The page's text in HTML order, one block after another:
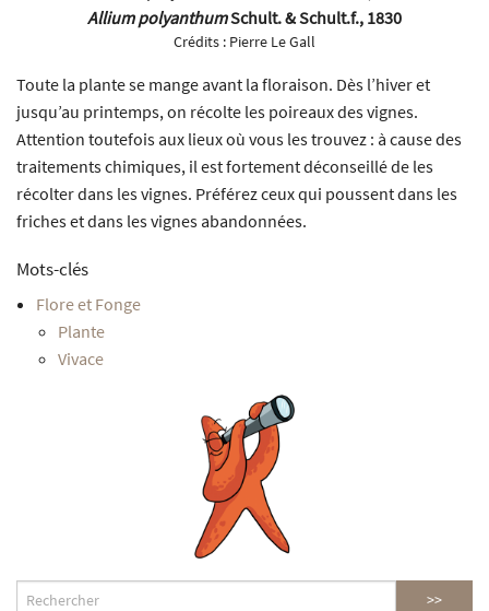
Allium polyanthumSchult. & Schult.f., 1830
Crédits : Pierre Le Gall
Toute la plante se mange avant la floraison. Dès l’hiver et
jusqu’au printemps, on récolte les poireaux des vignes.
Attention toutefois aux lieux où vous les trouvez : à cause des
traitements chimiques, il est fortement déconseillé de les
récolter dans les vignes. Préférez ceux qui poussent dans les
friches et dans les vignes abandonnées.
Mots-clés
Flore et Fonge
Plante
Vivace